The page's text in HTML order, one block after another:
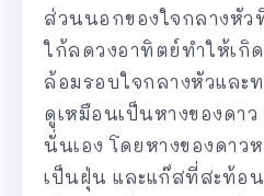
ส่วนนอกของใจกลางหัวที่
ใก้ลดวงอาทิตย์ทำให้เกิ
ล้อมรอบใจกลางหัวและ
ดูเหมือนเป็นหางของดาว
นั่นเอง โดยหางของดาว
เป็นฝุ่น และแก๊สที่สะท้อ